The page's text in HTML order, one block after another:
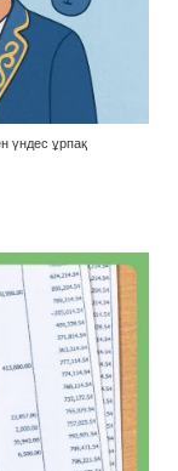
үндес ұрпақ